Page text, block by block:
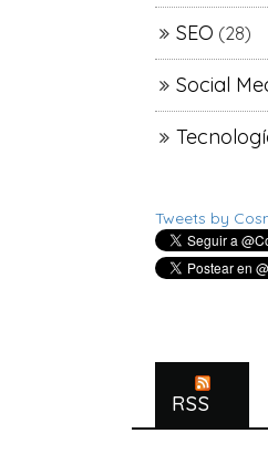
SEO (28)
Social
Tweets by
RSS